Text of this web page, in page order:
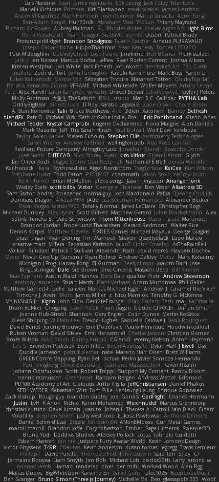
Luis Naranjo Sean jamie ngai to lo Lök Leung Jack Foley fxtentacle
Marielli Vichique Primaris Kirt Blackwood mark wrabel James Harrison
Alvaro Villagomez Mark Hoffman Josh Roenker Martin Lukačka AaronFung
Ben-Adam Berger Hun73rdk Abraham Mast YYSSun Thierry Mayrand
Richard McGowan Aubrey Pullman R.J. Rhodes Writes Atelier Argos Art Light Films
Rémi Verschelde Ryan Reisiger SizeKivit Stymie Dustin
Patrick Brady
ProtanopicMidget Brandon Snodgrass Tyler K Spicher Arnaud PUIRAVAUD
Joseph Catrambone HippoThalamus Sean Kennedy Tomek LECOCQ
Paul Mcloughlin
DaLivelyGhost Lose Pacific Jimikimo Ben Bosma
mark stalzer
Jack J
Ian Neisser Marcus Morba LePew Ryan Roden-Corrent Joshua Albers
Kristen Westphal
Jon White Jack Fenech Jotunkottr Hexdrake's Art Ted Curtis
nullinc Zach du Toit John Partington Kazuki Kamimura Mark Boss Yaron L.
Lukas Kalbertodt Marcos Vaz Sébastien Tricoire Masanori Tottori QuirkyTopHat
ReJ aka Renaldas Zioma VFRAME Michael Whiteside Wolfer Moyens Arturo Leone
Pete Alex Harvill Lauri Kananen wheany Unreal Sensei tchaikovsky2 Taylor J Peters
Molly Footman 大重生-TheRebirth RSH__studio Mat S C Cailrdar PYTHA Lab
OddlyBigBear binotti lucia IT Roy Karabo Legwaila Zane Olson
Chord Shore
A. Stan Konowitz Talii Bruce Matthews Aria 3dfan Xatonym Barney Sethesh
blendFX Petr O Michael Vick Seth // Gone Indie, Bro... Eric Pontbriand
Glenn Jones
Michael Tedder Krystal Camprubi Eugene Ovcharenko Fiona Margrie Alan Daniels
Mark Mazaitis Jeff The Sarah Hirsch Paul Dolzall Wolf Daw kyleboze
Taylor Galen Kadee Steven Ekholm Stephen Ellis Aximmetry Technologies
Sarah Wiener Andrew Faithfull wellingtoncrab Ada Rose Cannon
Resilient Picture Company Almighty Laxz Jonathan Brandt Szabolcs Dombi
Jose Nario
ELITECAD Nick Storey Ryan Kim Vitkus Bryan Halcott Glyph
Jan Oliver Koch Reggie Storm Dan Repp pk Nathaniel E Bell Benita Winckler
Kai Honeck Íkara Psychosadistic Algot Nordström Trag1cHaze KaiCee Kurt Wilson
Stéphane Huart Todd Eaton P4C1F15T charamath Jakob Stolz YeGrayHound
Kevin Turner Brian McMullen oleko senga Jason Ferguson Arrangemonk
Wesley Scafe scott bilby Victor George e Chianese Ben Visser Albatross 3D
Sam Sartor Andrej Striezenec normalguy Josh Macdonald Pafka Byeong Chul JIN
Dumbass Dragon Alkaza1996 jAde Lea Seidman Hernandez Alexander Becker
Oscar Vargas sastun1962 Totally Normal Jared LeClaire Christopher Bogs
Michael Dunkley Alex Hyner Scott Gilbert Matthew Gerard Julius Brockelmann Alex
sotiris Teneka B. Dale Schwiesow Thom Rittenhouse Marcin Ignac Martinotti
Brandon Jordan Frode Lund Tharaldsen Gerard Redmond Walter Rice
Dennis Korpel Matthew Stevens PIXDES Games Michael Mayeux George Giagias
arash tirgari Ryan Dening Tim Warnock Steven Deadlyblack Lupo Marcio
creative mart M Tera Sebastian Karlsson Iaian7 / John Einselen AsTheRainFell
Volkor Rijndael Patrick T Sullivan Alexander Rath david mares Nayden Dochev
Moira
Never Give Up Sunamii Ryan Rohrer Andrew Oakley Maraz
Mark Kohalmy
Michigan J Frog Harvey Fong CJ Guzman Beefyblimps Joakim Dahl Jose
BingusGringus Dale Sid Brown Jānis Circenis Masashi Ueda
Bill Kinnon
Max Topham Austin Walzl Hannes Rens Bais qualtro Piotr Andrew Stevenson
anthony lawrence Stuart Marsh Frans Verbaas Adam Murtomaa Phil Galler
Matthew Garnett-Frizelle Saliven Markus Michael Egger Andrew J Caramel the Vixen
Timothy J. Aveni Moth James Miller z Nico Marniok Timothy G. McKenna
MY.NIGNIG Jr. Kigon John Cido Der12teEisvogel Brad Corlett Basti maj LaCimaise
Thom Bakker Chogang Jason Pielak Tiran Dagan Claude GIROLET Darian Smith
Joenne Hub-Strobl Shannon Gary English Colin Dunne Martin Koťátko
Alexis Shuping William Lee Trevor Hughes Gabriella Caldwell Vasili Rodriguez
David Beneš Jeremy Brouwer Erik Dodolović Paulo Henrique Hoodwinkedfool
Ruben Vroman David Sibley Emil Herzenstiel Charles Janson Christian Gomez
James Wilson Niko Bidoli Danny Arnold CGJackB Jeremy Nelson Anton Heymann
Leo S Brendon Padjasek Evan Tillett Bryan Applegate Dylan Hall J Ewell
Dys
Quddle Jameson patrick siemer nate Mareno Harr Olsen Brett Williams
GREENCom'e Mapping Ryan Bell Xcrow Pedro Javier Somoza Hernando
Paul Klingberg Olivié Bouchard Damiano Mazzocchini Raven Realm
Johann Oosthuizen Scott Robert Tolppi: Support My Content Randy Bloom
henrik rasmussen Greenheart Ransom Bergen Andreas Wetter Edomod
PD100 Academy of Art Clafoutis Arttu Piisila JeffChristiansen Daniel Phakos
SETH WEBER Sebastian Witt Tom Pike Kenleung Leung Enrique Gonzalez
Zack Bishop
Rouge guy brandon dudley Joel Gordils GadFlight Charles Herrmann
Justin
LvH K Anon Richie Karim Mohamed Weichnudel
Marcus Grennborg
christian cuttino DaveHuman juanito Johan L Theresa A. Carroll Iain Black Einarr
Volatility Stephen Smith joshy west xoxo Łukasz Pawłowski Anthony Dilmore
Daniel Schmid Leal Steele Nitrosimi96 ANonEMoose Gun Metal Games
macoll macoll
Brandon Joffe Cory robertson Ember Sage Himeros Sweeper3D
Bruno Yudi Daddios Studios Aleksey Pollack Lotus Fabrizio Guidotti
Esbern Hansen ran nie Justper's Furry Avatar World Kevin LomondDesign
Victor Ghyssens 749R CGautos Kevin Anderson dusan tomas Jegregg Travis Lemieux
Philipp T David Pulcifer Thomas Elliott John Gutwin Sara Tarr Shay CT
Jermaine Bouyea Liam Smyth Jim Bob Michael Loh doctor25th Larry Jenkins sv
Andrew Lamb Hamad rendered_pixel der_mihi Worked Wood Alan Figg
Matias Dubos BigWhiteLion Karolina En David Curiel alec1025
BeepCodeMusic
Ben Granger Bruno Simon (Three.js Journey) Michelle Ma Ben glassapple 325 Woof